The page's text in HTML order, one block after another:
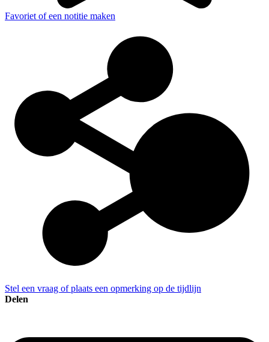
Favoriet of een notitie maken
Stel een vraag of plaats een opmerking op de tijdlijn
Delen